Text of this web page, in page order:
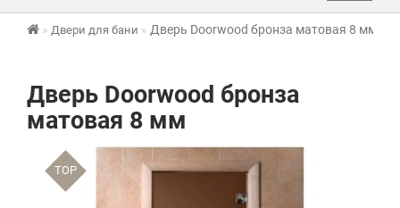
Двери для бани Дверь Doorwood бронза матовая 8 мм
Дверь Doorwood бронза
матовая 8 мм
TOP